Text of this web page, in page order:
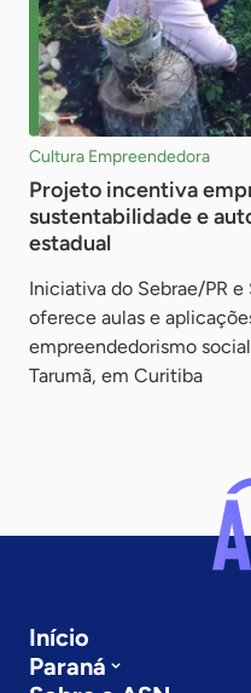
Cultura Empreendedora
Projeto incentiva
sustentabilidade e
estadual
Iniciativa do Sebrae/PR
oferece aulas e
empreendedorismo
Tarumã, em Curitiba
Início
Paraná